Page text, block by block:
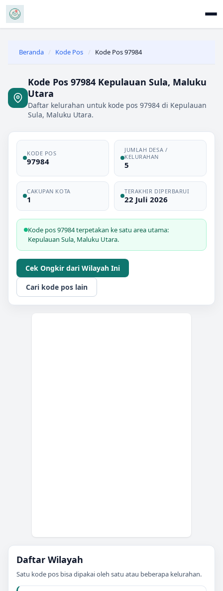
Beranda / Kode Pos / Kode Pos 97984
Kode Pos 97984 Kepulauan Sula, Maluku
Utara
Daftar kelurahan untuk kode pos 97984 di Kepulauan
Sula, Maluku Utara.
KODE POS
97984
JUMLAH DESA /
KELURAHAN
5
CAKUPAN KOTA
1
TERAKHIR DIPERBARUI
22 Juli 2026
Kode pos 97984 terpetakan ke satu area utama:
Kepulauan Sula, Maluku Utara.
Cek Ongkir dari Wilayah Ini
Cari kode pos lain
Daftar Wilayah
Satu kode pos bisa dipakai oleh satu atau beberapa kelurahan.